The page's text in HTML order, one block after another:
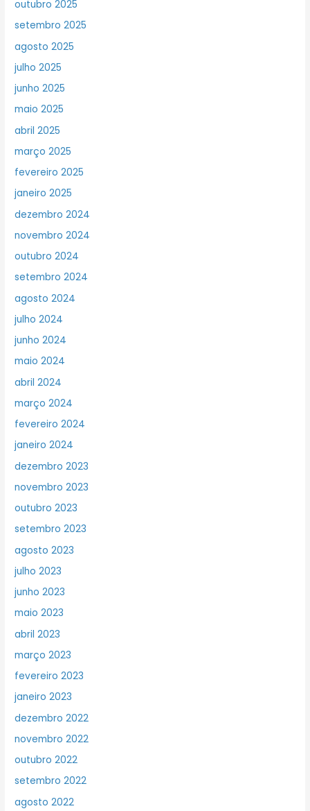
outubro 2025
setembro 2025
agosto 2025
julho 2025
junho 2025
maio 2025
abril 2025
março 2025
fevereiro 2025
janeiro 2025
dezembro 2024
novembro 2024
outubro 2024
setembro 2024
agosto 2024
julho 2024
junho 2024
maio 2024
abril 2024
março 2024
fevereiro 2024
janeiro 2024
dezembro 2023
novembro 2023
outubro 2023
setembro 2023
agosto 2023
julho 2023
junho 2023
maio 2023
abril 2023
março 2023
fevereiro 2023
janeiro 2023
dezembro 2022
novembro 2022
outubro 2022
setembro 2022
agosto 2022